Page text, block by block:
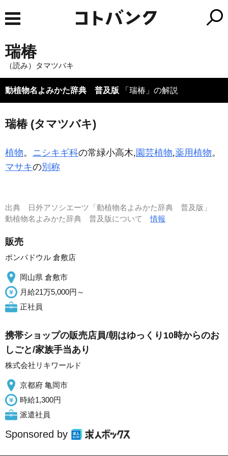
瑞椿
（読み）タマツバキ
動植物名よみかた辞典 普及版 「瑞椿」の解説
瑞椿 (タマツバキ)
植物。 ニシキギ科の常緑小高木, 園芸植物,薬用植物。
マサキの別称
出典
日外アソシエーツ「動植物名よみかた辞典 普及版」
動植物名よみかた辞典 普及版について情報
販売
ポンパドウル 倉敷店
岡山県 倉敷市
月給21万5,000円～
正社員
携帯ショップの販売店員/朝はゆっくり10時からのお
しごと/家族手当あり
株式会社リキワールド
京都府 亀岡市
時給1,300円
派遣社員
Sponsored by